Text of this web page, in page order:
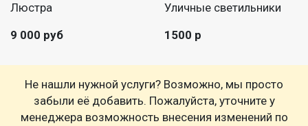
Люстра
9 000 руб
Уличные светильники
1500 р
Не нашли нужной услуги? Возможно, мы просто
забыли её добавить. Пожалуйста, уточните у
менеджера возможность внесения изменений по